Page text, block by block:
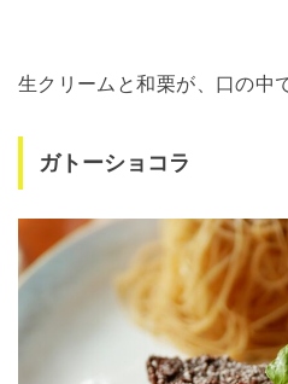
生クリームと和栗が、口の中
ガトーショコラ